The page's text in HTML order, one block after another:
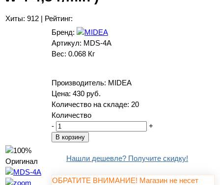
Хиты: 912 | Рейтинг:
Бренд:
Артикул: MDS-4A
Вес: 0.068 Кг
Производитель: MIDEA
Цена: 430 руб.
Количество на складе: 20
Количество
-
+
Нашли дешевле? Получите скидку!
ОБРАТИТЕ ВНИМАНИЕ! Магазин не несет